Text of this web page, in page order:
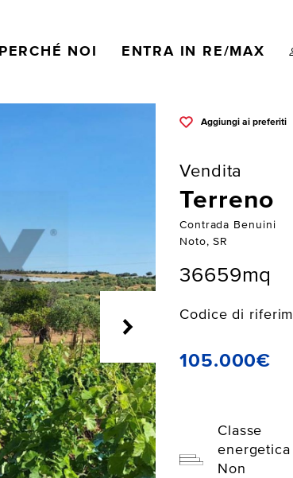
PERCHÉ NOI ENTRA IN RE/MAX
Aggiungi ai preferiti
Vendita
Terreno
Contrada Benuini
Noto, SR
36659mq
Codice di
105.000€
Classe
energetica
Non